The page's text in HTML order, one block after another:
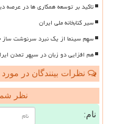
تاکید بر توسعه همکاری ها در عرصه
سیر کتابخانه ملی ایران
سهم سینما از یک نبرد سرنوشت
هم افزایی دو زبان در سپهر تمدن
نظرات بینندگان در
نظر
نام: